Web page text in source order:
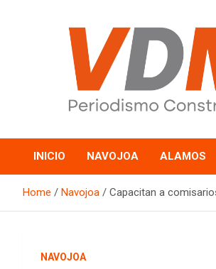
INICIO NAVOJOA ALAMOS
Home Navojoa Capacitan a
NAVOJOA